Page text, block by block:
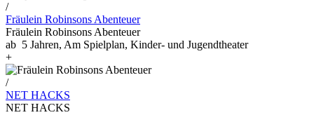
/
Fräulein Robinsons Abenteuer
Fräulein Robinsons Abenteuer
ab 5 Jahren, Am Spielplan, Kinder- und Jugendtheater
+
/
NET HACKS
NET HACKS